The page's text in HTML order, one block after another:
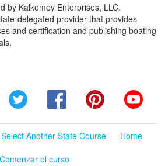
by Kalkomey Enterprises, LLC.
delegated provider that provides
and certification and publishing boating
Twitter FacebookPinterest
Select Another State Course
Home
Comenzar el curso